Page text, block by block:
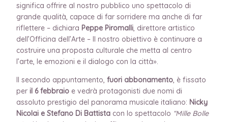
significa offrire al nostro pubblico uno spettacolo di
grande qualità, capace di far sorridere ma anche di far
riflettere – dichiara Peppe Piromalli, direttore artistico
dell’Officina dell’Arte – Il nostro obiettivo è continuare a
costruire una proposta culturale che metta al centro
l’arte, le emozioni e il dialogo con la città».
Il secondo appuntamento, fuori abbonamento, è fissato
per il 6 febbraio e vedrà protagonisti due nomi di
assoluto prestigio del panorama musicale italiano: Nicky
Nicolai e Stefano Di Battista con lo spettacolo “Mille Bolle